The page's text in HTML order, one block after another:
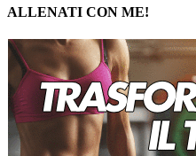
ALLENATI CON ME!